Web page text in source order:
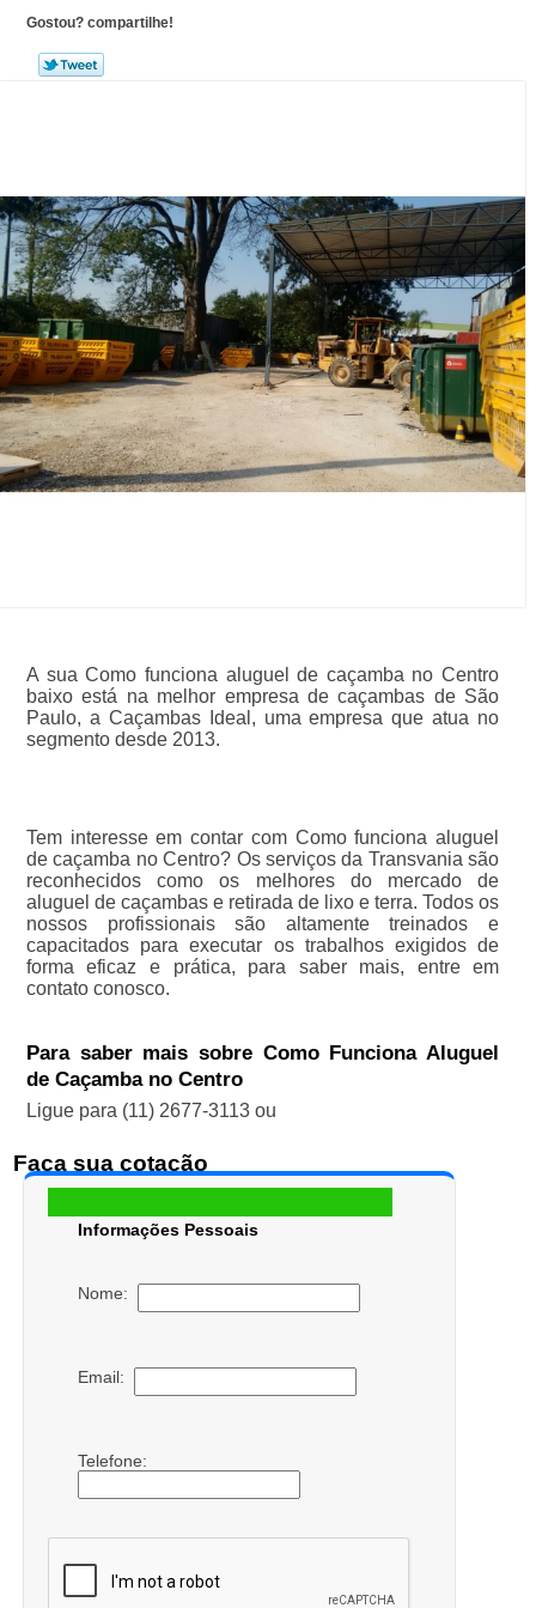
Gostou? compartilhe!
A sua Como funciona aluguel de caçamba no Centro
baixo está na melhor empresa de caçambas de São
Paulo, a Caçambas Ideal, uma empresa que atua no
segmento desde 2013.
Tem interesse em contar com Como funciona aluguel
de caçamba no Centro? Os serviços da Transvania são
reconhecidos como os melhores do mercado de
aluguel de caçambas e retirada de lixo e terra. Todos os
nossos profissionais são altamente treinados e
capacitados para executar os trabalhos exigidos de
forma eficaz e prática, para saber mais, entre em
contato conosco.
Para saber mais sobre Como Funciona Aluguel
de Caçamba no Centro
Ligue para (11) 2677-3113ou
Faça sua cotação
Informações Pessoais
Nome:
Email:
Telefone: